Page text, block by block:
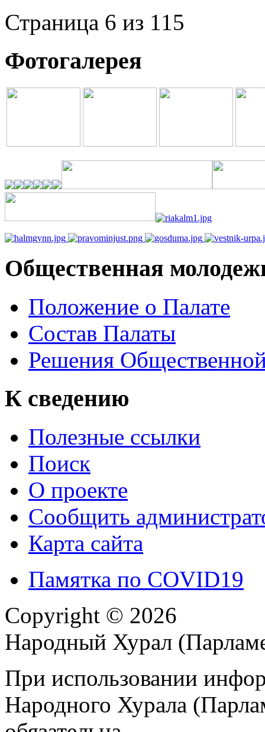
Страница 6 из 115
Фотогалерея
Общественная
Положение о Палате
Состав Палаты
Решения
К сведению
Полезные ссылки
Поиск
О проекте
Сообщить
Карта сайта
Памятка по COVID19
Copyright © 2026
Народный Хурал
При использовании
Народного Хурала